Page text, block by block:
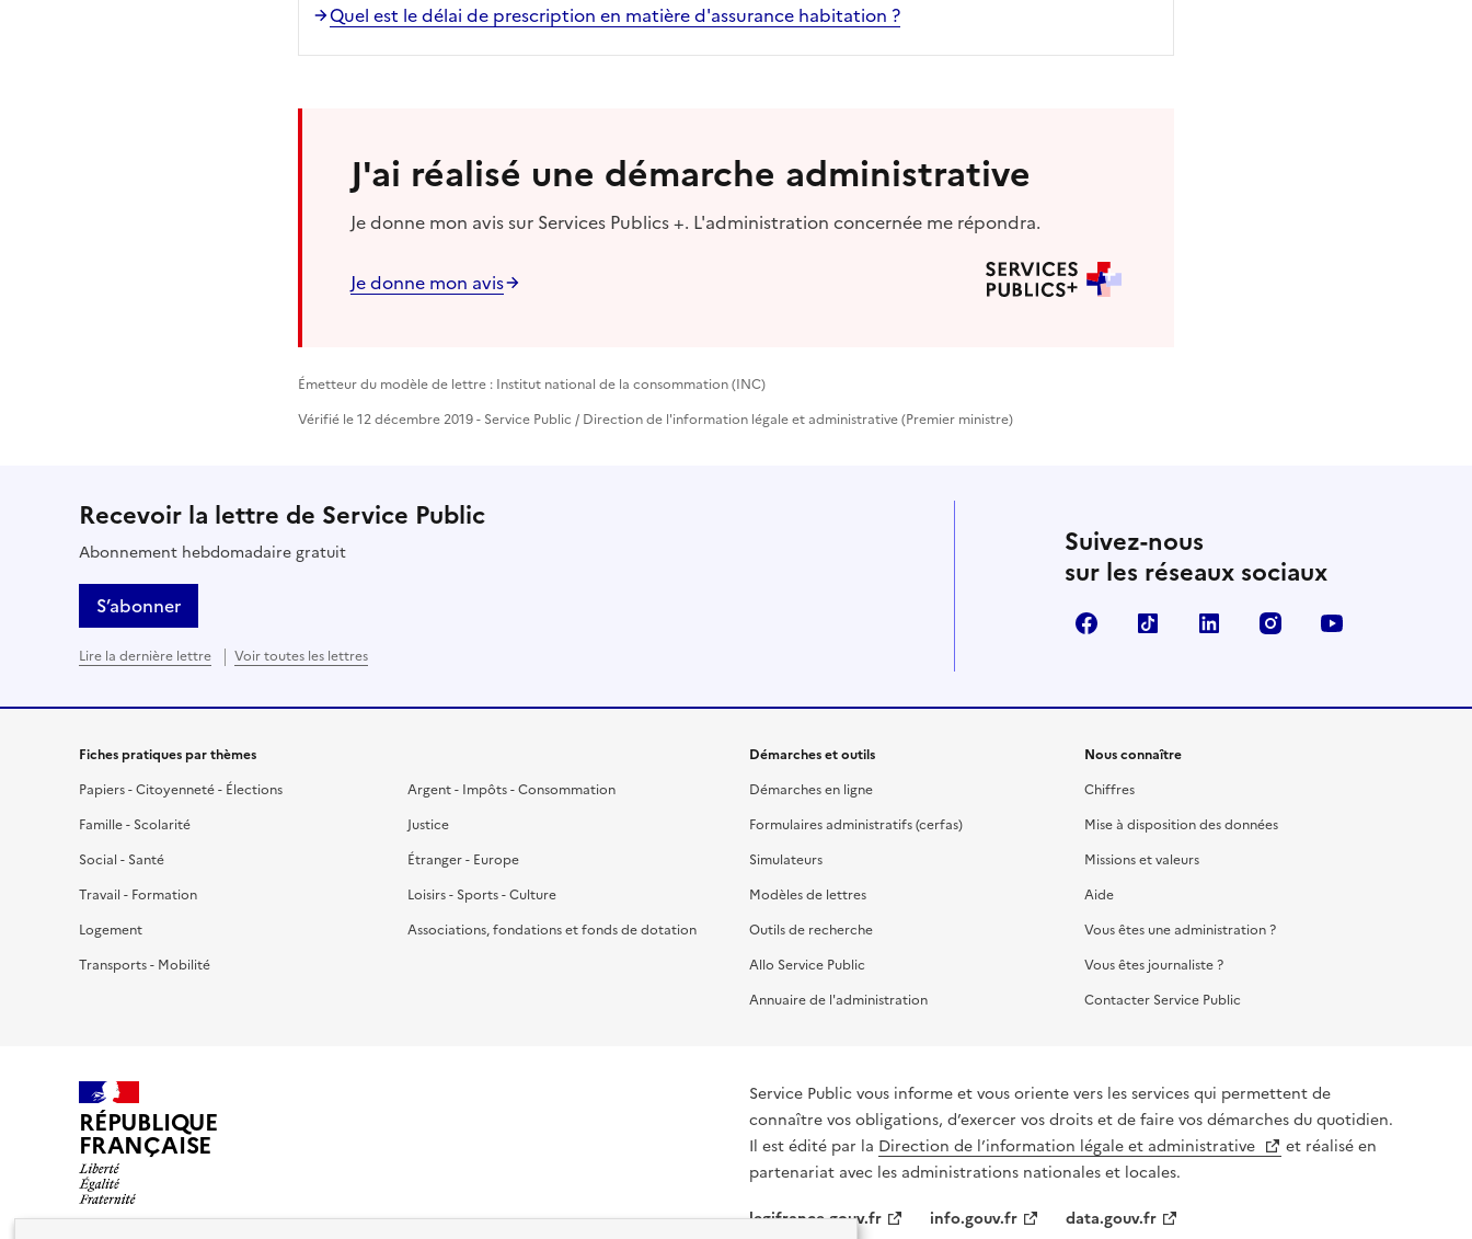
Quel est le délai de prescription en matière d'assurance habitation ?
J'ai réalisé une démarche administrative
Je donne mon avis sur Services Publics +. L'administration concernée me répondra.
Je donne mon avis
Émetteur du modèle de lettre : Institut national de la consommation (INC)
Vérifié le 12 décembre 2019 - Service Public / Direction de l'information légale et administrative (Premier ministre)
Recevoir la lettre de Service Public
Abonnement hebdomadaire gratuit
S’abonner
Lire la dernière lettre Voir toutes les lettres
Suivez-nous
sur les réseaux sociaux
FacebookTikTok LinkedIn Instagram
Fiches pratiques par thèmes
Papiers - Citoyenneté - Élections
Famille - Scolarité
Social - Santé
Travail - Formation
Logement
Transports - Mobilité
Argent - Impôts - Consommation
Justice
Étranger - Europe
Loisirs - Sports - Culture
Associations, fondations et fonds de dotation
Démarches et outils
Démarches en ligne
Formulaires administratifs (cerfas)
Simulateurs
Modèles de lettres
Outils de recherche
Allo Service Public
Annuaire de l'administration
Nous connaître
Chiffres
Mise à disposition des données
Missions et valeurs
Aide
Vous êtes une administration ?
Vous êtes journaliste ?
Contacter Service Public
RÉPUBLIQUE
FRANÇAISE
Service Public vous informe et vous oriente vers les services qui permettent de
connaître vos obligations, d’exercer vos droits et de faire vos démarches du quotidien.
Il est édité par la Direction de l’information légale et administrative
et réalisé en
partenariat avec les administrations nationales et locales.
legifrance.gouv.fr
info.gouv.fr data.gouv.fr